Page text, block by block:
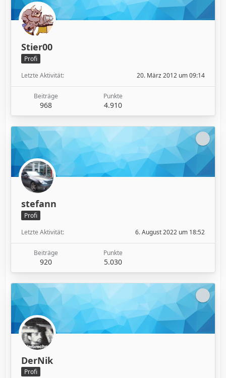
Stier00
Profi
Letzte Aktivität
20. März 2012 um 09:14
Beiträge
968
Punkte
4.910
stefann
Profi
Letzte Aktivität
6. August 2022 um 18:52
Beiträge
920
Punkte
5.030
DerNik
Profi